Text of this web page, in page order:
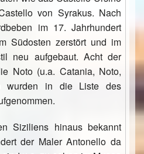
von Syrakus. Nach
im 17. Jahrhundert
Südosten zerstört und im
neu aufgebaut. Acht der
Noto (u.a. Catania, Noto,
wurden in die Liste des
Siziliens hinaus bekannt
der Maler Antonello da